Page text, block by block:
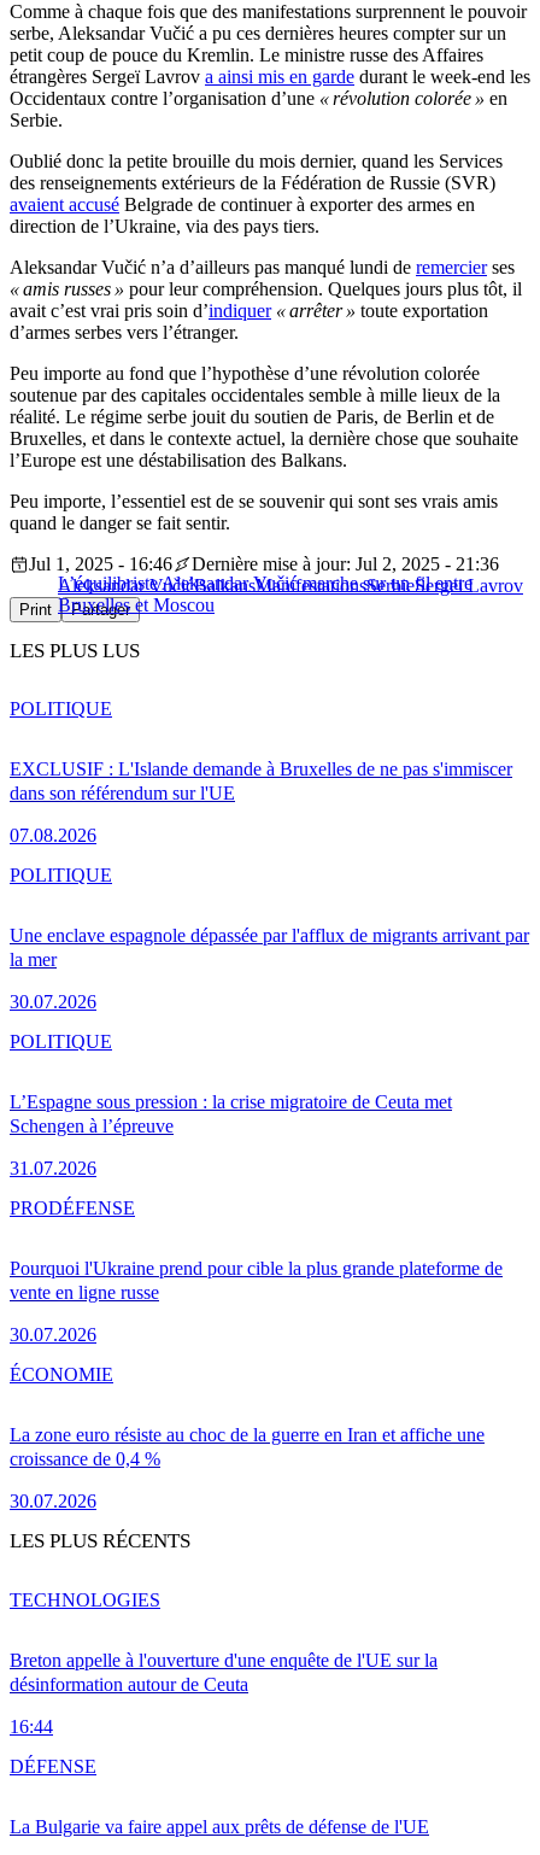
Comme à chaque fois que des manifestations surprennent le pouvoir
serbe, Aleksandar Vučić a pu ces dernières heures compter sur un
petit coup de pouce du Kremlin. Le ministre russe des Affaires
étrangères Sergeï Lavrov a ainsi mis en garde durant le week-end les
Occidentaux contre l’organisation d’une « révolution colorée » en
Serbie.
Oublié donc la petite brouille du mois dernier, quand les Services
des renseignements extérieurs de la Fédération de Russie (SVR)
avaient accusé Belgrade de continuer à exporter des armes en
direction de l’Ukraine, via des pays tiers.
Aleksandar Vučić n’a d’ailleurs pas manqué lundi de remercierses
« amis russes » pour leur compréhension. Quelques jours plus tôt, il
avait c’est vrai pris soin d’indiquer « arrêter » toute exportation
d’armes serbes vers l’étranger.
Peu importe au fond que l’hypothèse d’une révolution colorée
soutenue par des capitales occidentales semble à mille lieux de la
réalité. Le régime serbe jouit du soutien de Paris, de Berlin et de
Bruxelles, et dans le contexte actuel, la dernière chose que souhaite
l’Europe est une déstabilisation des Balkans.
Peu importe, l’essentiel est de se souvenir qui sont ses vrais amis
quand le danger se fait sentir.
L’équilibriste Aleksandar Vučić marche sur un fil entre
Bruxelles et Moscou
Jul 1, 2025 - 16:46
Dernière mise à jour: Jul 2, 2025 - 21:36
Aleksandar VučićBalkansManifestationsSerbieSergei Lavrov
Print Partager
LES PLUS LUS
EXCLUSIF : L'Islande demande à Bruxelles de ne pas s'immiscer
dans son référendum sur l'UE
07.08.2026
POLITIQUE
Une enclave espagnole dépassée par l'afflux de migrants arrivant par
la mer
30.07.2026
POLITIQUE
L’Espagne sous pression : la crise migratoire de Ceuta met
Schengen à l’épreuve
31.07.2026
POLITIQUE
Pourquoi l'Ukraine prend pour cible la plus grande plateforme de
vente en ligne russe
30.07.2026
PRODÉFENSE
La zone euro résiste au choc de la guerre en Iran et affiche une
croissance de 0,4 %
30.07.2026
ÉCONOMIE
LES PLUS RÉCENTS
Breton appelle à l'ouverture d'une enquête de l'UE sur la
désinformation autour de Ceuta
16:44
TECHNOLOGIES
La Bulgarie va faire appel aux prêts de défense de l'UE
DÉFENSE